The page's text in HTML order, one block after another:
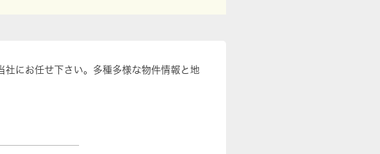
にお任せ下さい。多種多様な物件情報と地